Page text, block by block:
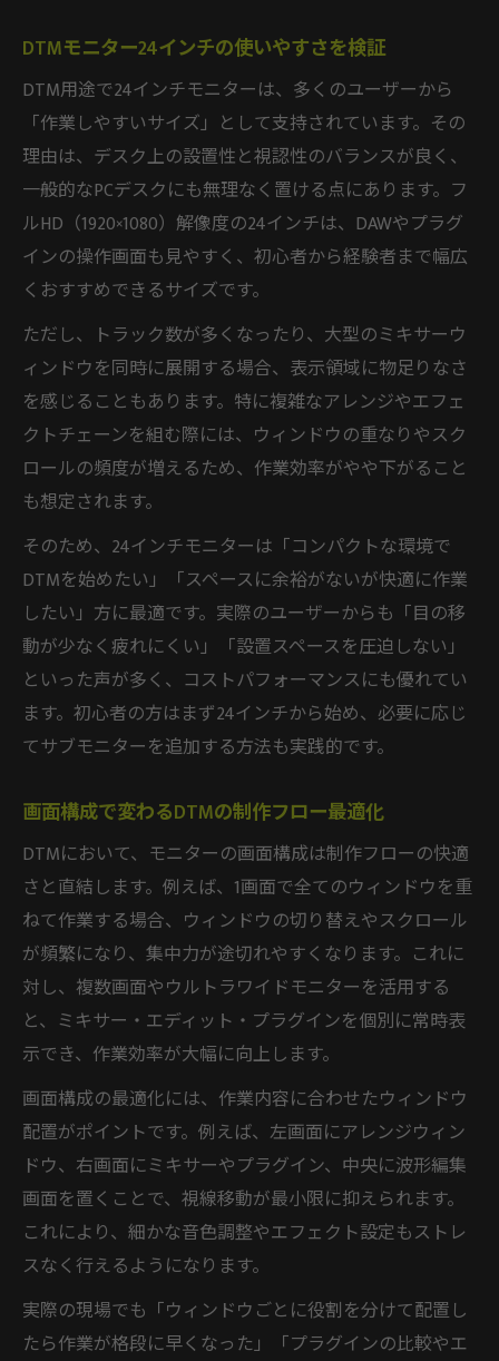
DTMモニター24インチの使いやすさを検証
DTM用途で24インチモニターは、多くのユーザーから
「作業しやすいサイズ」として支持されています。その
理由は、デスク上の設置性と視認性のバランスが良く、
一般的なPCデスクにも無理なく置ける点にあります。フ
ルHD（1920×1080）解像度の24インチは、DAWやプラグ
インの操作画面も見やすく、初心者から経験者まで幅広
くおすすめできるサイズです。
ただし、トラック数が多くなったり、大型のミキサーウ
ィンドウを同時に展開する場合、表示領域に物足りなさ
を感じることもあります。特に複雑なアレンジやエフェ
クトチェーンを組む際には、ウィンドウの重なりやスク
ロールの頻度が増えるため、作業効率がやや下がること
も想定されます。
そのため、24インチモニターは「コンパクトな環境で
DTMを始めたい」「スペースに余裕がないが快適に作業
したい」方に最適です。実際のユーザーからも「目の移
動が少なく疲れにくい」「設置スペースを圧迫しない」
といった声が多く、コストパフォーマンスにも優れてい
ます。初心者の方はまず24インチから始め、必要に応じ
てサブモニターを追加する方法も実践的です。
画面構成で変わるDTMの制作フロー最適化
DTMにおいて、モニターの画面構成は制作フローの快適
さと直結します。例えば、1画面で全てのウィンドウを重
ねて作業する場合、ウィンドウの切り替えやスクロール
が頻繁になり、集中力が途切れやすくなります。これに
対し、複数画面やウルトラワイドモニターを活用する
と、ミキサー・エディット・プラグインを個別に常時表
示でき、作業効率が大幅に向上します。
画面構成の最適化には、作業内容に合わせたウィンドウ
配置がポイントです。例えば、左画面にアレンジウィン
ドウ、右画面にミキサーやプラグイン、中央に波形編集
画面を置くことで、視線移動が最小限に抑えられます。
これにより、細かな音色調整やエフェクト設定もストレ
スなく行えるようになります。
実際の現場でも「ウィンドウごとに役割を分けて配置し
たら作業が格段に早くなった」「プラグインの比較やエ